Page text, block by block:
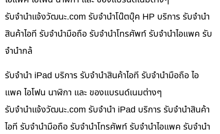
รับจํานําแจ้งวัฒนะ.com รับจำนำโน๊ตบุ๊ค HP บริการ รับจำนำ
สินค้าไอที รับจำนำมือถือ รับจำนำโทรศัพท์ รับจำนำไอแพค รับ
จำนำกล้
รับจำนำ iPad บริการ รับจำนำสินค้าไอที รับจำนำมือถือ ไอ
แพค ไอโฟน นาฬิกา และ ของแบรนด์เนมต่างๆ
รับจํานําแจ้งวัฒนะ.com รับจำนำ iPad บริการ รับจำนำสินค้า
ไอที รับจำนำมือถือ รับจำนำโทรศัพท์ รับจำนำไอแพค รับจำนำ